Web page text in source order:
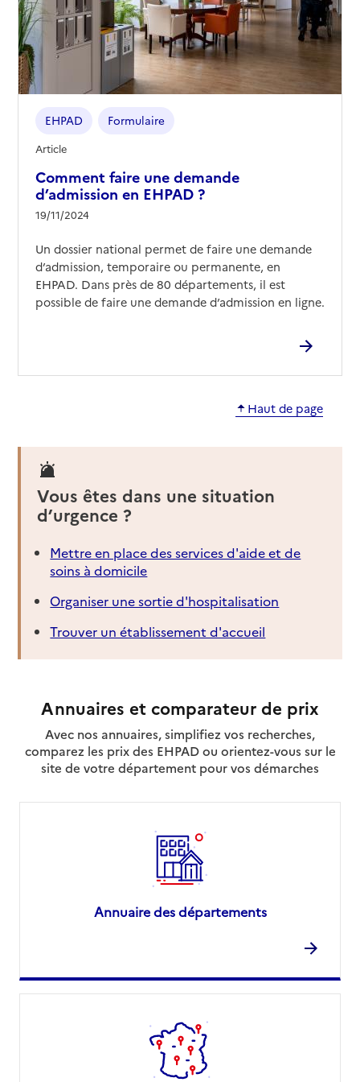
02 97 46 43 54
Contact
Site internet
Rapport HAS
Voir les prix et prestations
Mis à jour le : 12/02/2026
Résidence Edilys
Adresse
34 rue Saint-Patern
02 97 54 38 00
Contact
Site internet
Source des données : Finess n° 560012304
EHPAD Résidence Sabine de Nanteuil
Adresse
2 rue Auguste Renoir
56000
02 97 01 65 65
Contact
Site internet
Rapport HAS
Source des données : Finess n° 560004756
Mis à jour le : 21/07/2026
56000-Vannes
02 97 46 48 48
Contact
Rapport HAS
Voir les prix et prestations
Source des données : Finess n° 560011819
Résidence La Villa Tohannic
02 56 63 01 00
Voir les prix et prestations
Comment faire une demande
d’admission en EHPAD ?
19/11/2024
EHPAD Formulaire
Article
Un dossier national permet de faire une demande
d’admission, temporaire ou permanente, en
EHPAD. Dans près de 80 départements, il est
possible de faire une demande d’admission en ligne.
Haut de page
Vous êtes dans une situation
d’urgence ?
Mettre en place des services d'aide et de
soins à domicile
Organiser une sortie d'hospitalisation
Trouver un établissement d'accueil
Annuaires et comparateur de prix
Avec nos annuaires, simplifiez vos recherches,
comparez les prix des EHPAD ou orientez-vous sur le
site de votre département pour vos démarches
Annuaire des départements